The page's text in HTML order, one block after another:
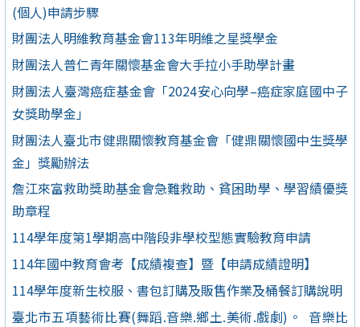
(個人)申請步驟
財團法人明維教育基金會113年明維之星獎學金
財團法人普仁青年關懷基金會大手拉小手助學計畫
財團法人臺灣癌症基金會「2024安心向學–癌症家庭國中子
女獎助學金」
財團法人臺北市健鼎關懷教育基金會「健鼎關懷國中生獎學
金」獎勵辦法
詹江來富救助獎助基金會急難救助、貧困助學、學習績優獎
助章程
114學年度第1學期高中階段非學校型態實驗教育申請
114年國中教育會考【成績複查】暨【申請成績證明】
114學年度新生校服、書包訂購及販售作業及桶餐訂購說明
臺北市五項藝術比賽(舞蹈.音樂.鄉土.美術.戲劇)。 音樂比